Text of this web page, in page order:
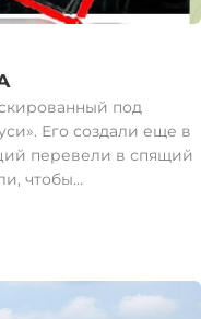
под
Его создали еще в
перевели в спящий
чтобы